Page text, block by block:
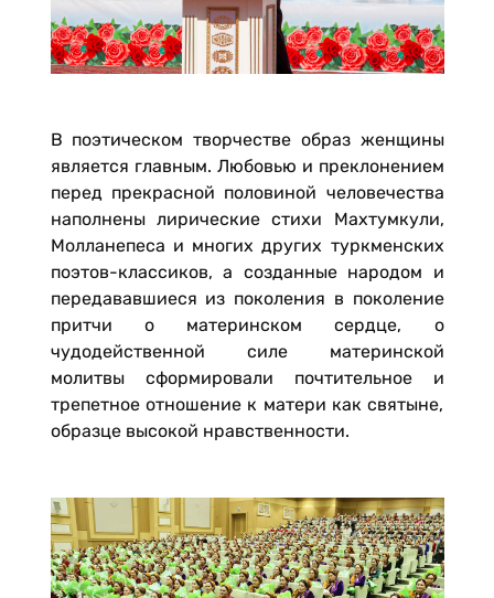
В поэтическом творчестве образ женщины
является главным. Любовью и преклонением
перед прекрасной половиной человечества
наполнены лирические стихи Махтумкули,
Молланепеса и многих других турк­менских
поэтов-классиков, а созданные народом и
передававшиеся из поколения в поколение
притчи о материнском сердце, о
чудодейственной силе материнской
молитвы сформировали почтительное и
трепетное отношение к матери как святыне,
образце высокой нравственности.